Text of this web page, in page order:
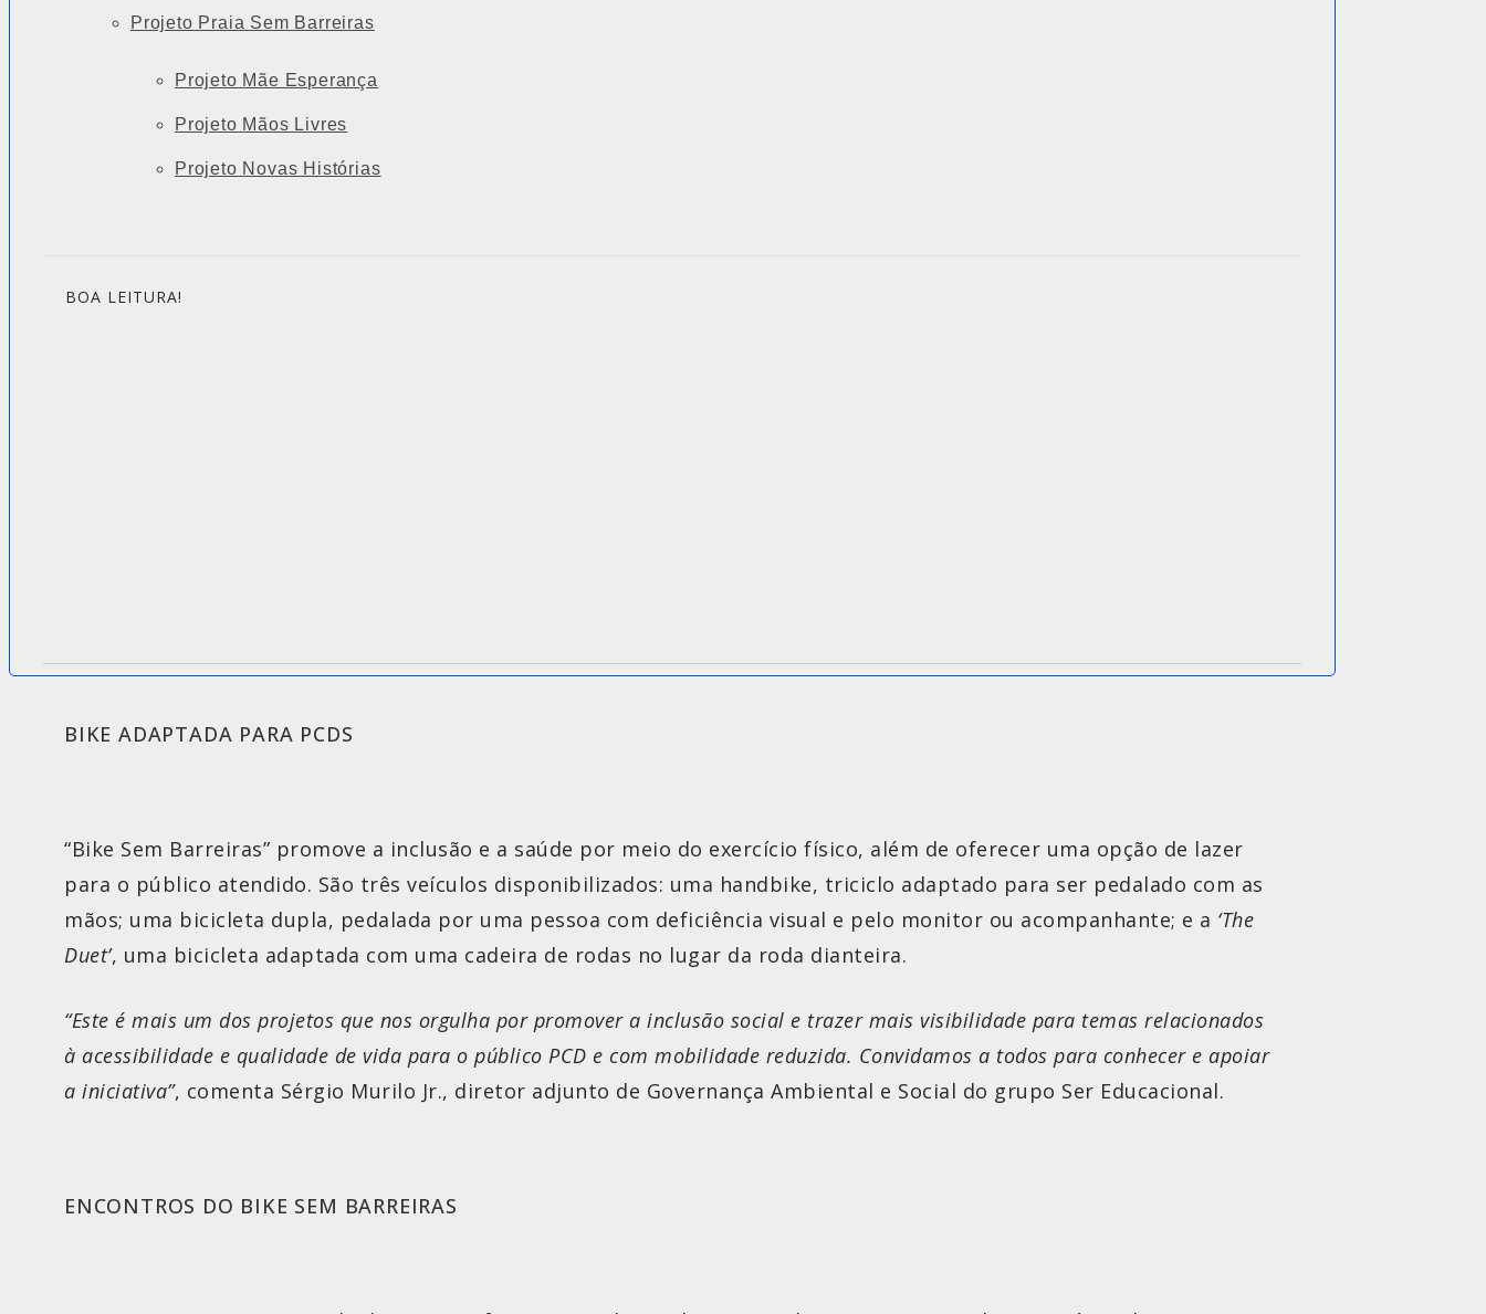
Projeto Praia Sem Barreiras
Projeto Mãe Esperança
Projeto Mãos Livres
Projeto Novas Histórias
BOA LEITURA!
BIKE ADAPTADA PARA PCDS
“Bike Sem Barreiras” promove a inclusão e a saúde por meio do exercício físico, além de oferecer uma opção de lazer
para o público atendido. São três veículos disponibilizados: uma handbike, triciclo adaptado para ser pedalado com as
mãos; uma bicicleta dupla, pedalada por uma pessoa com deficiência visual e pelo monitor ou acompanhante; e a ‘The
Duet’, uma bicicleta adaptada com uma cadeira de rodas no lugar da roda dianteira.
“Este é mais um dos projetos que nos orgulha por promover a inclusão social e trazer mais visibilidade para temas relacionados
à acessibilidade e qualidade de vida para o público PCD e com mobilidade reduzida. Convidamos a todos para conhecer e apoiar
a iniciativa”, comenta Sérgio Murilo Jr., diretor adjunto de Governança Ambiental e Social do grupo Ser Educacional.
ENCONTROS DO BIKE SEM BARREIRAS